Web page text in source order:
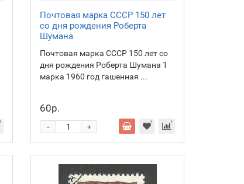
Почтовая марка СССР 150 лет
со дня рождения Роберта
Шумана
Почтовая марка СССР 150 лет со
дня рождения Роберта Шумана 1
марка 1960 год гашенная ...
60р.
+
-